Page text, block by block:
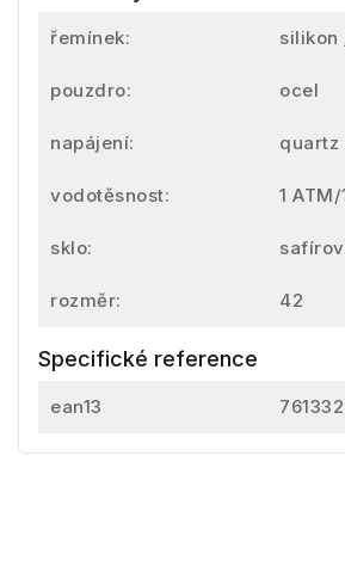
řemínek: silikon
pouzdro: ocel
napájení: quartz
vodotěsnost: 1
sklo:
rozměr: 42
Specifické reference
ean13